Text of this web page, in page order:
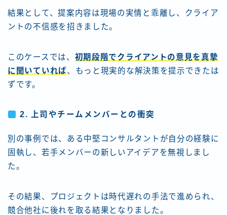
結果として、提案内容は現場の実情と乖離し、クライア
ントの不信感を招きました。
このケースでは、 初期段階でクライアントの意見を真摯
に聞いていれば、もっと現実的な解決策を提示できたは
ずです。
2. 上司やチームメンバーとの衝突
別の事例では、ある中堅コンサルタントが自分の経験に
固執し、若手メンバーの新しいアイデアを無視しまし
た。
その結果、プロジェクトは時代遅れの手法で進められ、
競合他社に後れを取る結果となりました。